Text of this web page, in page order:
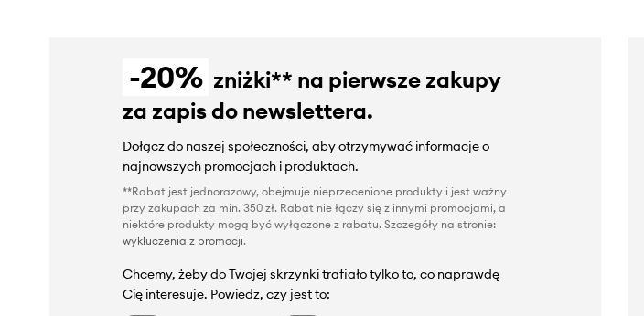
-20% zniżki** na pierwsze zakupy
za zapis do newslettera.
Dołącz do naszej społeczności, aby otrzymywać informacje o
najnowszych promocjach i produktach.
**Rabat jest jednorazowy, obejmuje nieprzecenione produkty i jest ważny
przy zakupach za min. 350 zł. Rabat nie łączy się z innymi promocjami, a
niektóre produkty mogą być wyłączone z rabatu. Szczegóły na stronie:
wykluczenia z promocji.
Chcemy, żeby do Twojej skrzynki trafiało tylko to, co naprawdę
Cię interesuje. Powiedz, czy jest to: